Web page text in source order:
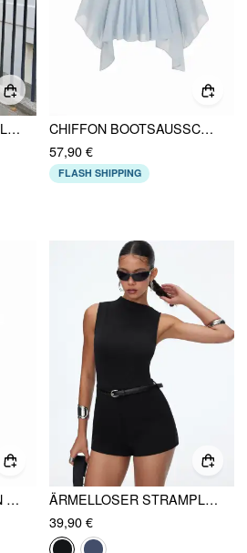
GEBLÜMTER BOOTSHALS HIGH-WAIST KORDEL SLIM ROMPER MIT SCHAL
CHIFFON BOOTSAUSSCHNITT UMHANG ÄRMEL TASCHENTUCHSAUM SMOCKED OVERSIZED STRAMPLER
57,90 €
FLASH SHIPPING
CHIFFON STEHKRAGEN PUFFÄRMEL SCHLEIFE KORDELZUG RÜSCHEN STRAMPLER
ÄRMELLOSER STRAMPLER MIT HOHEM KRAGEN UND GÜRTEL
39,90 €